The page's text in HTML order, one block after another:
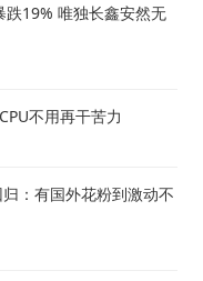
19% 唯独长鑫安然无
不用再干苦力
：有国外花粉到激动不